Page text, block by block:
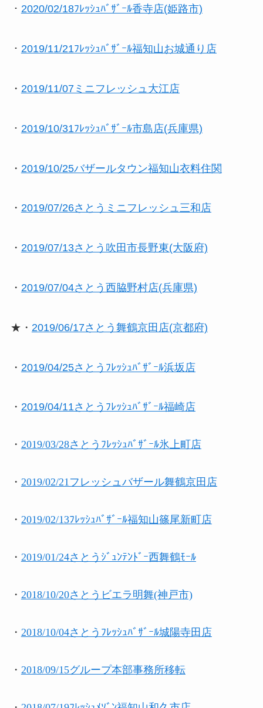
・ 2020/02/18ﾌﾚｯｼｭﾊﾞｻﾞｰﾙ香寺店(姫路市)
・ 2019/11/21ﾌﾚｯｼｭﾊﾞｻﾞｰﾙ福知山お城通り店
・ 2019/11/07ミニフレッシュ大江店
・ 2019/10/31ﾌﾚｯｼｭﾊﾞｻﾞｰﾙ市島店(兵庫県)
・ 2019/10/25バザールタウン福知山衣料住関
・ 2019/07/26さとうミニフレッシュ三和店
・ 2019/07/13さとう吹田市長野東(大阪府)
・ 2019/07/04さとう西脇野村店(兵庫県)
★・ 2019/06/17さとう舞鶴京田店(京都府)
・ 2019/04/25さとうﾌﾚｯｼｭﾊﾞｻﾞｰﾙ浜坂店
・ 2019/04/11さとうﾌﾚｯｼｭﾊﾞｻﾞｰﾙ福崎店
・ 2019/03/28さとうﾌﾚｯｼｭﾊﾞｻﾞｰﾙ氷上町店
・ 2019/02/21フレッシュバザール舞鶴京田店
・ 2019/02/13ﾌﾚｯｼｭﾊﾞｻﾞｰﾙ福知山篠尾新町店
・ 2019/01/24さとうｼﾞｭﾝﾃﾝﾄﾞｰ西舞鶴ﾓｰﾙ
・ 2018/10/20さとうビエラ明舞(神戸市)
・ 2018/10/04さとうﾌﾚｯｼｭﾊﾞｻﾞｰﾙ城陽寺田店
・ 2018/09/15グループ本部事務所移転